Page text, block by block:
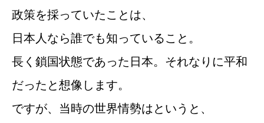
政策を採っていたことは、
日本人なら誰でも知っていること。
長く鎖国状態であった日本。それなりに平和
だったと想像します。
ですが、当時の世界情勢はというと、